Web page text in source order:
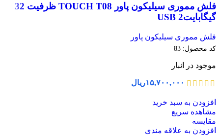
فلش مموری سیلیکون پاور TOUCH T08 ظرفیت 32
گیگابایتUSB 2
فلش مموری سیلیکون پاور
کد محصول: 83
موجود در انبار
۱۵,۷۰۰,۰۰۰ریال
افزودن به سبد خرید
مشاهده سریع
مقایسه
افزودن به علاقه مندی